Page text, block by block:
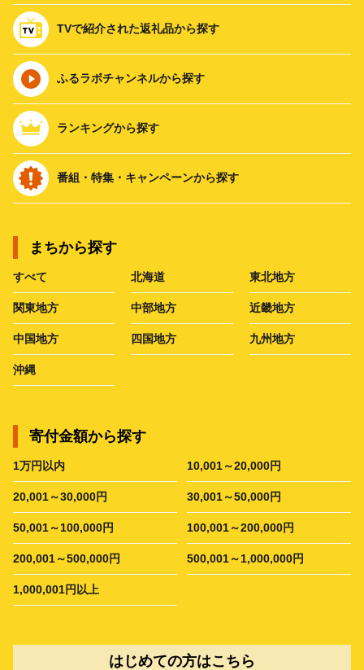
TVで紹介された返礼品から探す
ふるラボチャンネルから探す
ランキングから探す
番組・特集・キャンペーンから探す
まちから探す
すべて 北海道 東北地方
関東地方 中部地方 近畿地方
中国地方 四国地方 九州地方
沖縄
寄付金額から探す
1万円以内 10,001～20,000円
20,001～30,000円 30,001～50,000円
50,001～100,000円 100,001～200,000円
200,001～500,000円 500,001～1,000,000円
1,000,001円以上
はじめての方はこちら